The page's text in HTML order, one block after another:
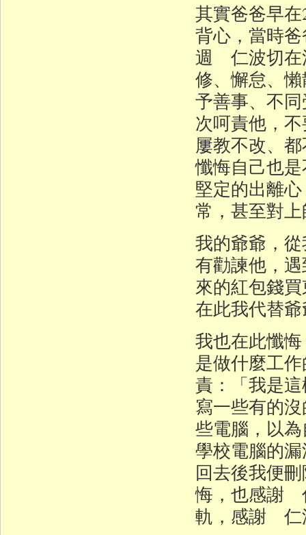
其實爸爸早
背心，當時
週 仁波切在
修、懈怠、
予善事、不
次呵責他，
屢教不改、
懺悔自己也
堅定的出離
常，甚至對
我的爺爺，
有勸諫他，
來的紅包錢
在此我代替
我也在此懺
是做什麼工
責：「我是
寫一些有的
些電腦，以
學校電腦的
回去後我便
悔，也感謝
軌，感謝 仁